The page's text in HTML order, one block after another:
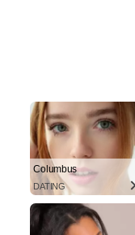
Columbus
DATING